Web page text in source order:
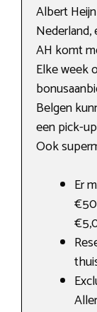
Albert
Nederland,
AH komt
Elke week
Belgen
een pick-
Ook
Er